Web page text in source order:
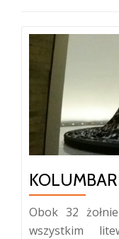
Obok 32
wszystkim